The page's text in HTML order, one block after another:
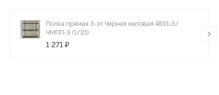
Полка прямая 3-эт.Черная матовая 4891-3/
ЧМПП-3 (1/10)
1 271 ₽